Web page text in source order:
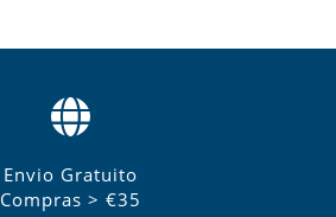
Envio Gratuito
Compras > €35